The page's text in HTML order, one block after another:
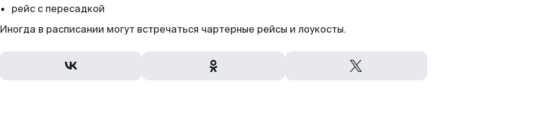
рейс с пересадкой
Иногда в расписании могут встречаться чартерные рейсы и лоукосты.